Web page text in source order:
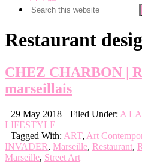
Search
this
Restaurant
CHEZ CHARBON |
marseillais
29 May 2018 Filed Under: A
LIFESTYLE
Tagged With: ART, Art
INVADER, Marseille, Restaurant,
Marseille, Street Art